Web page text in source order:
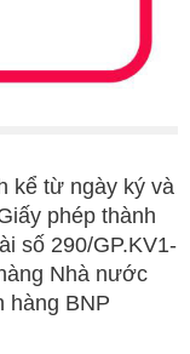
kể từ ngày ký và
phép thành
số 290/GP.KV1-
Nhà nước
hàng BNP